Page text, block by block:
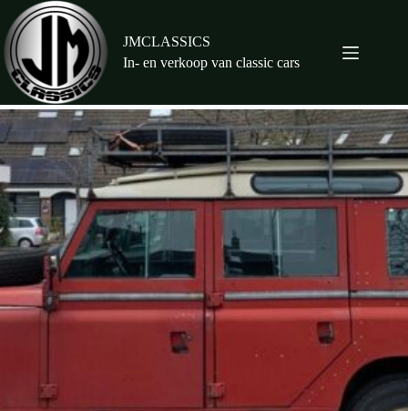
naar
de
inhoud
JMCLASSICS
In- en verkoop van classic cars